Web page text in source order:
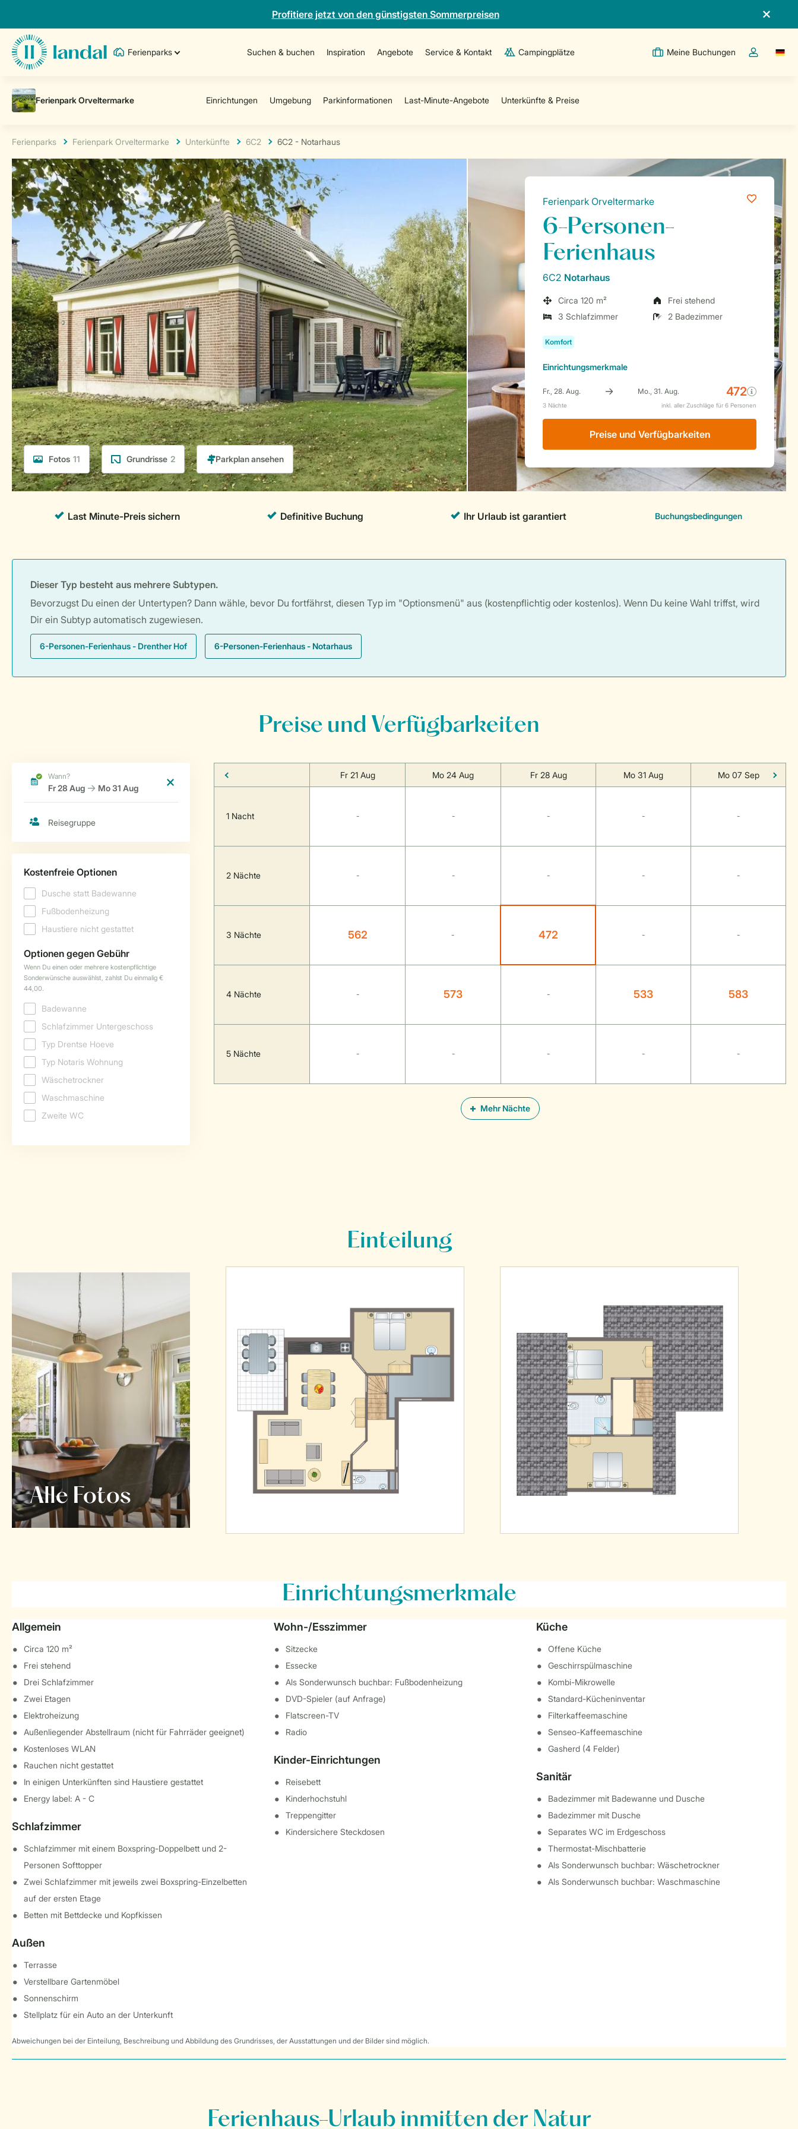
Profitiere jetzt von den günstigsten Sommerpreisen
Ferienparks Suchen & buchen Inspiration Angebote Service & Kontakt Campingplätze Meine Buchungen
Dropdown-
Ferienparks Ferienpark Orveltermarke Unterkünfte 6C2 6C2 - Notarhaus
Fotos 11 Grundrisse 2
Ferienpark Orveltermarke
6-Personen-
Ferienhaus
6C2 Notarhaus
Circa 120 m²
Frei stehend
3 Schlafzimmer
2 Badezimmer
Einrichtungsmerkmale
Preise und Verfügbarkeiten
Dieser Typ besteht aus mehrere Subtypen.
Bevorzugst Du einen der Untertypen? Dann wähle, bevor Du fortfährst, diesen Typ im "Optionsmenü" aus (kostenpflichtig oder kostenlos). Wenn Du keine Wahl triffst, wird
Dir ein Subtyp automatisch zugewiesen.
6-Personen-Ferienhaus - Drenther Hof 6-Personen-Ferienhaus - Notarhaus
Preise und Verfügbarkeiten
Mehr Nächte
Fr 21 Aug Mo 24 Aug Fr 28 Aug Mo 31 Aug Mo 07 Sep
1 Nacht - - - - -
2 Nächte - - - - -
3 Nächte 562 - 472 - -
4 Nächte - 573 - 533 583
5 Nächte - - - - -
Einteilung
Alle Fotos
Einrichtungsmerkmale
Allgemein
Circa 120 m²
Frei stehend
Drei Schlafzimmer
Zwei Etagen
Elektroheizung
Außenliegender Abstellraum (nicht für Fahrräder geeignet)
Kostenloses WLAN
Rauchen nicht gestattet
In einigen Unterkünften sind Haustiere gestattet
Energy label: A - C
Schlafzimmer
Schlafzimmer mit einem Boxspring-Doppelbett und 2-
Personen Softtopper
Zwei Schlafzimmer mit jeweils zwei Boxspring-Einzelbetten
auf der ersten Etage
Betten mit Bettdecke und Kopfkissen
Außen
Terrasse
Verstellbare Gartenmöbel
Sonnenschirm
Stellplatz für ein Auto an der Unterkunft
Wohn-/Esszimmer
Sitzecke
Essecke
Als Sonderwunsch buchbar: Fußbodenheizung
DVD-Spieler (auf Anfrage)
Flatscreen-TV
Radio
Kinder-Einrichtungen
Reisebett
Kinderhochstuhl
Treppengitter
Kindersichere Steckdosen
Küche
Offene Küche
Geschirrspülmaschine
Kombi-Mikrowelle
Standard-Kücheninventar
Filterkaffeemaschine
Senseo-Kaffeemaschine
Gasherd (4 Felder)
Sanitär
Badezimmer mit Badewanne und Dusche
Badezimmer mit Dusche
Separates WC im Erdgeschoss
Thermostat-Mischbatterie
Als Sonderwunsch buchbar: Wäschetrockner
Als Sonderwunsch buchbar: Waschmaschine
Abweichungen bei der Einteilung, Beschreibung und Abbildung des Grundrisses, der Ausstattungen und der Bilder sind möglich.
Ferienhaus-Urlaub inmitten der Natur